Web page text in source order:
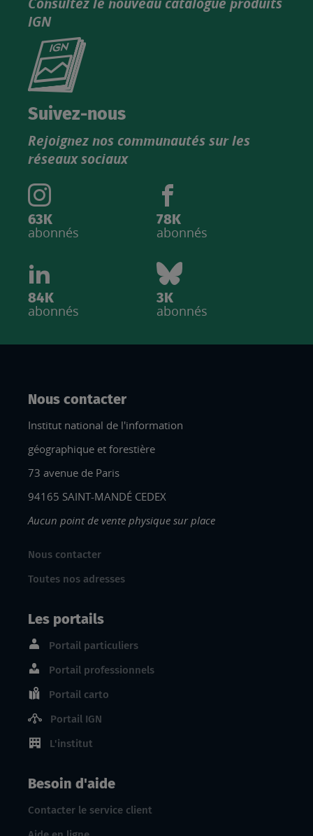
Consultez le nouveau catalogue produits
IGN
Consultez
catalogue
Suivez-nous
Rejoignez nos communautés sur les
réseaux sociaux
63K
abonnés
78K
abonnés
84K
abonnés
3K
abonnés
Nous contacter
Institut national de l'information
géographique et forestière
73 avenue de Paris
94165 SAINT-MANDÉ CEDEX
Aucun point de vente physique sur place
Nous contacter
Toutes nos adresses
Les portails
Portail particuliers
Portail professionnels
Portail carto
Portail IGN
L'institut
Besoin d'aide
Contacter le service client